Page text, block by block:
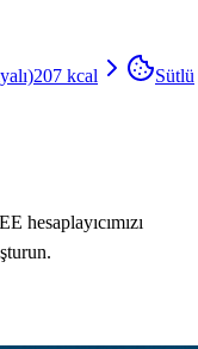
207 kcal
Sütlü
hesaplayıcımızı